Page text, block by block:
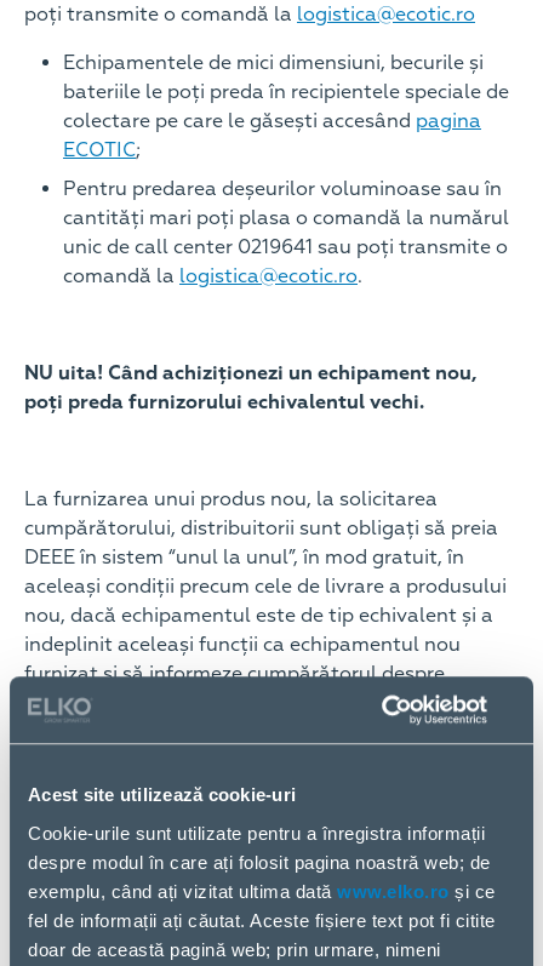
Acest site utilizează cookie-uri
Cookie-urile sunt utilizate pentru a înregistra informații
despre modul în care ați folosit pagina noastră web; de
exemplu, când ați vizitat ultima dată www.elko.ro și ce
fel de informații ați căutat. Aceste fișiere text pot fi citite
doar de această pagină web; prin urmare, nimeni
poți transmite o comandă la logistica@ecotic.ro
Echipamentele de mici dimensiuni, becurile și
bateriile le poți preda în recipientele speciale de
colectare pe care le găsești accesând pagina
ECOTIC;
Pentru predarea deșeurilor voluminoase sau în
cantități mari poți plasa o comandă la numărul
unic de call center 0219641 sau poți transmite o
comandă la logistica@ecotic.ro.
NU uita! Când achiziționezi un echipament nou,
poți preda furnizorului echivalentul vechi.
La furnizarea unui produs nou, la solicitarea
cumpărătorului, distribuitorii sunt obligați să preia
DEEE în sistem “unul la unul”, în mod gratuit, în
aceleași condiții precum cele de livrare a produsului
nou, dacă echipamentul este de tip echivalent și a
indeplinit aceleași funcții ca echipamentul nou
furnizat și să informeze cumpărătorul despre
această posibilitate înainte de achiziționarea
toate punctele de vânzare a celor noi.
De ce să reciclăm?
Sunt baterii și acumulatori care, aruncați la